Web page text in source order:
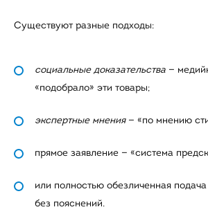
Существуют разные подходы:
социальные доказательства —
«подобрало» эти товары;
экспертные мнения— «по мнению
прямое заявление — «система
или полностью обезличенная
без пояснений.